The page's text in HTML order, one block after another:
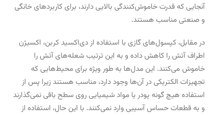
آنجایی که قدرت خاموش‌کنندگی بالایی دارند، برای کاربردهای خانگی
و صنعتی مناسب هستند.
در مقابل، کپسول‌های گازی با استفاده از دی‌اکسید کربن، اکسیژن
اطراف آتش را کاهش داده و به این ترتیب شعله‌های آتش را
خاموش می‌کنند. این مدل‌ها به طور ویژه برای محیط‌هایی که
تجهیزات الکتریکی در آن‌ها وجود دارد، مناسب هستند زیرا پس از
استفاده هیچ گونه پودر یا مواد شیمیایی روی سطح باقی نمی‌گذارند
و به قطعات حساس آسیبی وارد نمی‌کنند. با این حال، استفاده از